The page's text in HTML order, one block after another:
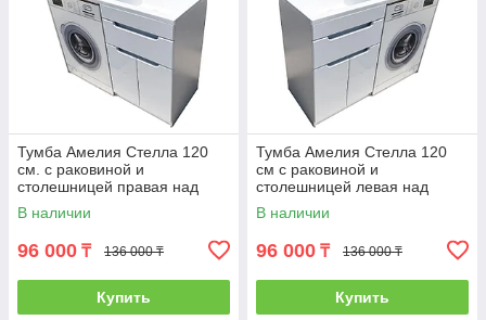
Тумба Амелия Стелла 120
см. с раковиной и
столешницей правая над
стиральной машиной. РФ
В наличии
96 000 ₸ 136 000 ₸
Купить
Тумба Амелия Стелла 120
см с раковиной и
столешницей левая над
стиральной машиной. РФ
В наличии
96 000 ₸ 136 000 ₸
Купить